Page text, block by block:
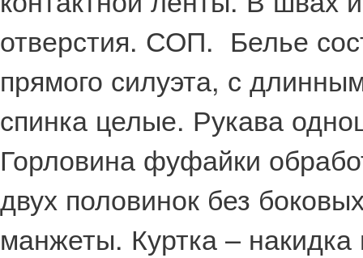
отверстия. СОП. Белье
прямого силуэта, с
спинка целые. Рукава
Горловина фуфайки
двух половинок без
манжеты. Куртка – накидка